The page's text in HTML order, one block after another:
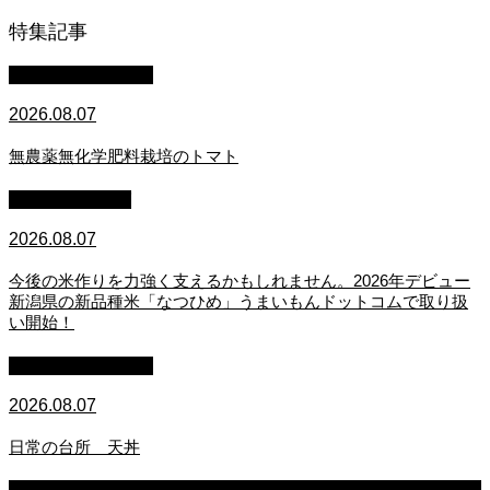
特集記事
2026.08.07
無農薬無化学肥料栽培のトマト
2026.08.07
今後の米作りを力強く支えるかもしれません。2026年デビュー
新潟県の新品種米「なつひめ」うまいもんドットコムで取り扱
い開始！
2026.08.07
日常の台所 天丼